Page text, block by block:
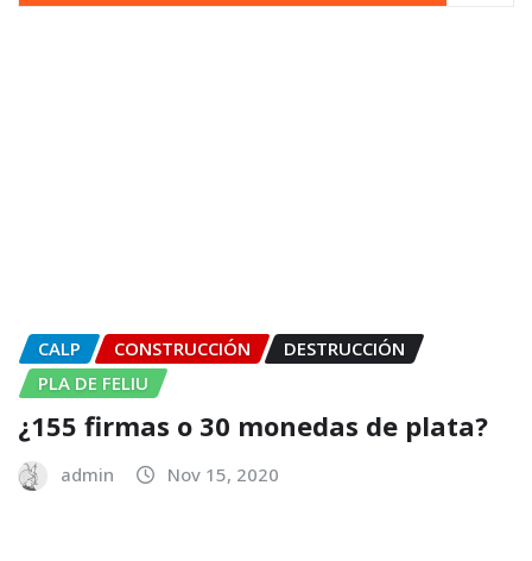
CALP CONSTRUCCIÓN
DESTRUCCIÓN
PLA DE FELIU
¿155 firmas o 30 monedas de plata?
admin Nov 15, 2020